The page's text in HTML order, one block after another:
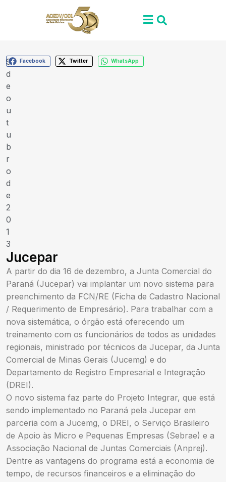
9
d
e
o
u
t
u
b
r
o
d
e
2
0
1
3
Facebook Twitter WhatsApp
Jucepar
A partir do dia 16 de dezembro, a Junta Comercial do
Paraná (Jucepar) vai implantar um novo sistema para
preenchimento da FCN/RE (Ficha de Cadastro Nacional
/ Requerimento de Empresário). Para trabalhar com a
nova sistemática, o órgão está oferecendo um
treinamento com os funcionários de todos as unidades
regionais, ministrado por técnicos da Jucepar, da Junta
Comercial de Minas Gerais (Jucemg) e do
Departamento de Registro Empresarial e Integração
(DREI).
O novo sistema faz parte do Projeto Integrar, que está
sendo implementado no Paraná pela Jucepar em
parceria com a Jucemg, o DREI, o Serviço Brasileiro
de Apoio às Micro e Pequenas Empresas (Sebrae) e a
Associação Nacional de Juntas Comerciais (Anprej).
Dentre as vantagens do programa está a economia de
tempo, de recursos financeiros e a eliminação do